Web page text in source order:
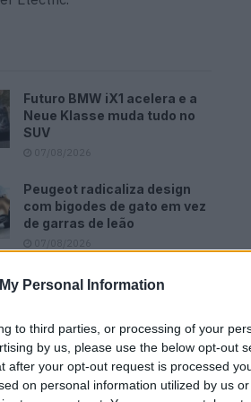
Personal Information
to third parties, or processing of your
by us, please use the below opt-out
after your opt-out request is processed
on personal information utilized by us
Futuro BMW iX1 acelera e a
Neue Klasse muda tudo no
SUV
07/08/2026
Peugeot radicaliza design
com bigodes de gato em vez
de garras de leão
07/08/2026
com as típicas luzes diurnas